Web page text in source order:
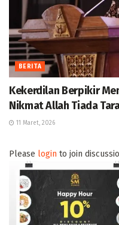
BERITA
Kekerdilan Berpikir
Nikmat Allah Tiada
11 Maret, 2026
Please login to join